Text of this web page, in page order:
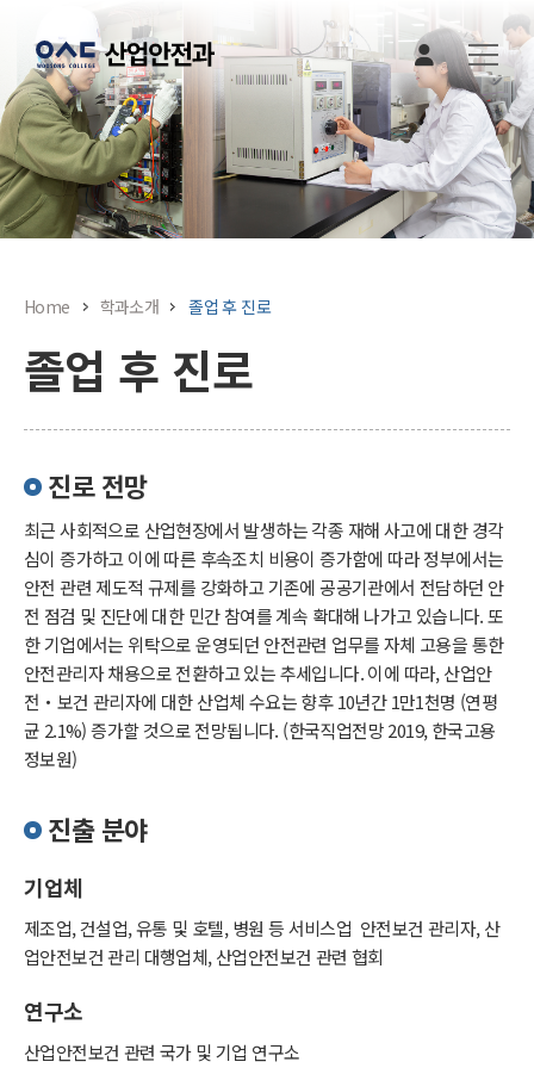
Home 학과소개 졸업 후 진로
졸업 후 진로
진로 전망
최근 사회적으로 산업현장에서 발생하는 각종 재해 사고에 대한 경각
심이 증가하고 이에 따른 후속조치 비용이 증가함에 따라 정부에서는
안전 관련 제도적 규제를 강화하고 기존에 공공기관에서 전담하던 안
전 점검 및 진단에 대한 민간 참여를 계속 확대해 나가고 있습니다. 또
한 기업에서는 위탁으로 운영되던 안전관련 업무를 자체 고용을 통한
안전관리자 채용으로 전환하고 있는 추세입니다. 이에 따라, 산업안
전‧보건 관리자에 대한 산업체 수요는 향후 10년간 1만1천명 (연평
균 2.1%) 증가할 것으로 전망됩니다. (한국직업전망 2019, 한국고용
정보원)
진출 분야
기업체
제조업, 건설업, 유통 및 호텔, 병원 등 서비스업 안전보건 관리자, 산
업안전보건 관리 대행업체, 산업안전보건 관련 협회
연구소
산업안전보건 관련 국가 및 기업 연구소